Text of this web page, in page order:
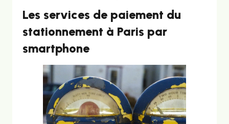
Les services de paiement du
stationnement à Paris par
smartphone